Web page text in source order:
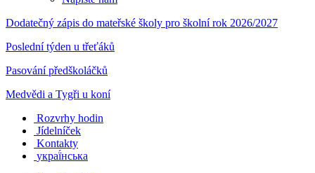
Dodatečný zápis do mateřské školy pro školní rok 2026/2027
Poslední týden u třeťáků
Pasování předškoláčků
Medvědi a Tygři u koní
Rozvrhy hodin
Jídelníček
Kontakty
украї́нська